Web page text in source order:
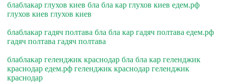
блаблакар глухов киев бла бла кар глухов киев едем.рф
глухов киев глухов киев
блаблакар гадяч полтава бла бла кар гадяч полтава едем.рф
гадяч полтава гадяч полтава
блаблакар геленджик краснодар бла бла кар геленджик
краснодар едем.рф геленджик краснодар геленджик
краснодар